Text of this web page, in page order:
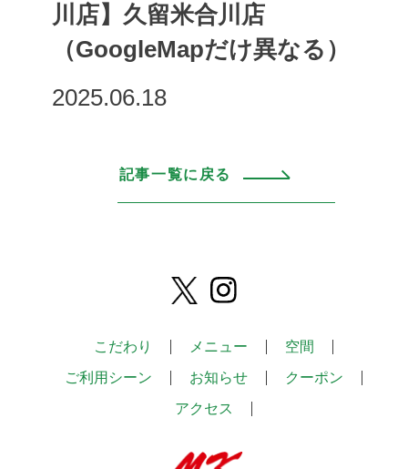
川店】久留米合川店
（GoogleMapだけ異なる）
2025.06.18
記事一覧に戻る
こだわり メニュー
空間
ご利用シーン
お知らせ
クーポン
アクセス